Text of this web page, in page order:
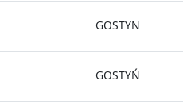
GOSTYN
GOSTYŃ